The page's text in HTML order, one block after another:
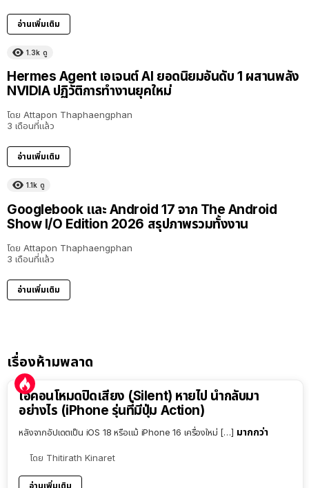
อ่านเพิ่มเติม
1.3k ดู
Hermes Agent เอเจนต์ AI ยอดนิยมอันดับ 1 ผสานพลัง
NVIDIA ปฏิวัติการทำงานยุคใหม่
โดย Attapon Thaphaengphan
3 เดือนที่แล้ว
อ่านเพิ่มเติม
1.1k ดู
Googlebook และ Android 17 จาก The Android
Show I/O Edition 2026 สรุปภาพรวมทั้งงาน
โดย Attapon Thaphaengphan
3 เดือนที่แล้ว
อ่านเพิ่มเติม
เรื่องห้ามพลาด
ไอคอนโหมดปิดเสียง (Silent) หายไป นำกลับมา
อย่างไร (iPhone รุ่นที่มีปุ่ม Action)
หลังจากอัปเดตเป็น iOS 18 หรือแม้ iPhone 16 เครื่องใหม่ […] มากกว่า
โดย Thitirath Kinaret
อ่านเพิ่มเติม